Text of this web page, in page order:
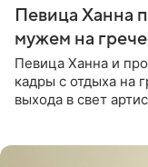
Певица Ханна
мужем на
Певица Ханна и
кадры с отдыха на
выхода в свет